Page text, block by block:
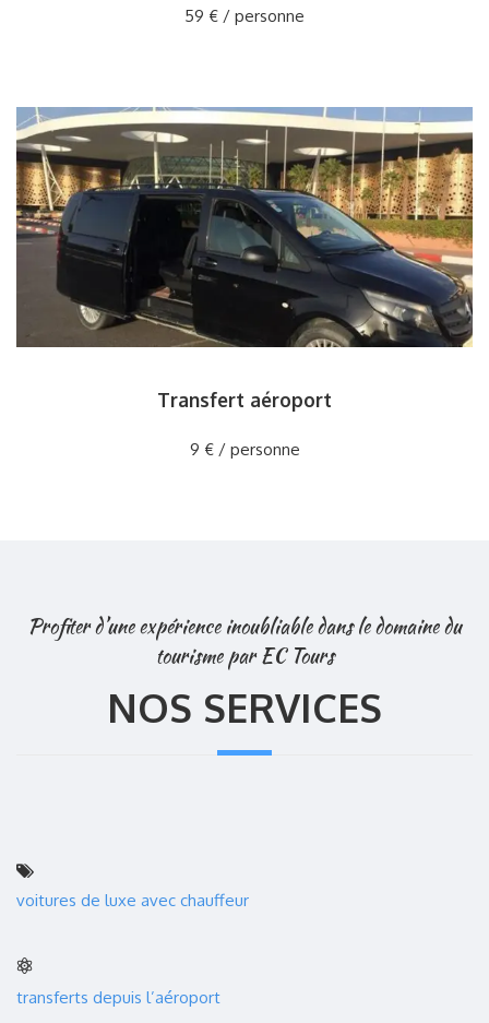
59 € / personne
Transfert aéroport
9 € / personne
Profiter d’une expérience inoubliable dans le domaine du
tourisme par EC Tours
NOS SERVICES
voitures de luxe avec chauffeur
transferts depuis l’aéroport